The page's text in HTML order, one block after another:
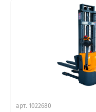
арт.1022680